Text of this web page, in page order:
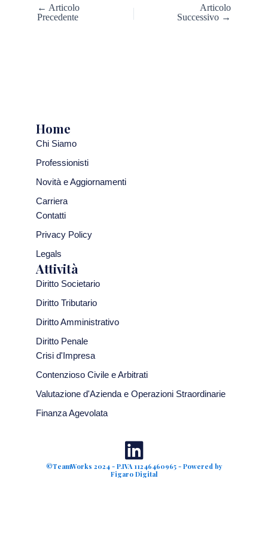
← Articolo
Precedente
Articolo
Successivo →
Home
Chi Siamo
Professionisti
Novità e Aggiornamenti
Carriera
Contatti
Privacy Policy
Legals
Attività
Diritto Societario
Diritto Tributario
Diritto Amministrativo
Diritto Penale
Crisi d'Impresa
Contenzioso Civile e Arbitrati
Valutazione d'Azienda e Operazioni Straordinarie
Finanza Agevolata
©TeamWorks 2024 - P.IVA 11246460965 - Powered by
Figaro Digital